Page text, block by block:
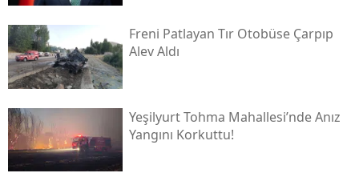
Freni Patlayan Tır Otobüse Çarpıp
Alev Aldı
Yeşilyurt Tohma Mahallesi’nde Anız
Yangını Korkuttu!